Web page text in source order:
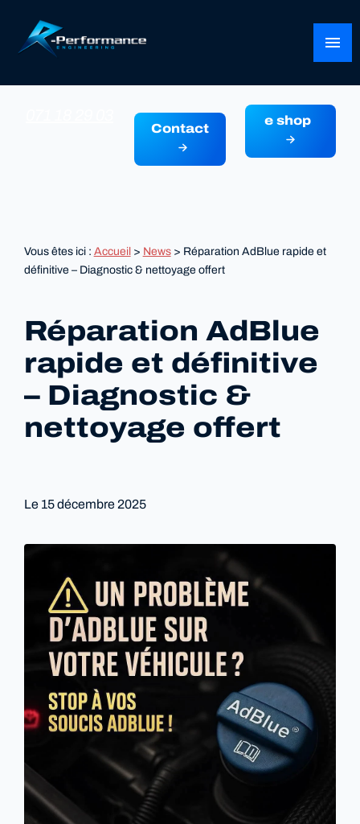
menu
Contact
e shop
Vous êtes ici : Accueil> News> Réparation AdBlue rapide et
définitive – Diagnostic & nettoyage offert
Réparation AdBlue
rapide et définitive
– Diagnostic &
nettoyage offert
Le 15 décembre 2025